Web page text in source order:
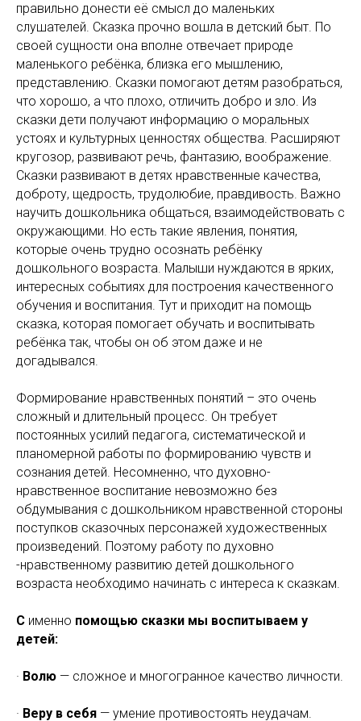
правильно донести её смысл до маленьких
слушателей. Сказка прочно вошла в детский быт. По
своей сущности она вполне отвечает природе
маленького ребёнка, близка его мышлению,
представлению. Сказки помогают детям разобраться,
что хорошо, а что плохо, отличить добро и зло. Из
сказки дети получают информацию о моральных
устоях и культурных ценностях общества. Расширяют
кругозор, развивают речь, фантазию, воображение.
Сказки развивают в детях нравственные качества,
доброту, щедрость, трудолюбие, правдивость. Важно
научить дошкольника общаться, взаимодействовать с
окружающими. Но есть такие явления, понятия,
которые очень трудно осознать ребёнку
дошкольного возраста. Малыши нуждаются в ярких,
интересных событиях для построения качественного
обучения и воспитания. Тут и приходит на помощь
сказка, которая помогает обучать и воспитывать
ребёнка так, чтобы он об этом даже и не
догадывался.
Формирование нравственных понятий – это очень
сложный и длительный процесс. Он требует
постоянных усилий педагога, систематической и
планомерной работы по формированию чувств и
сознания детей. Несомненно, что духовно-
нравственное воспитание невозможно без
обдумывания с дошкольником нравственной стороны
поступков сказочных персонажей художественных
произведений. Поэтому работу по духовно
-нравственному развитию детей дошкольного
возраста необходимо начинать с интереса к сказкам.
С именно помощью сказки мы воспитываем у
детей:
· Волю — сложное и многогранное качество личности.
· Веру в себя — умение противостоять неудачам.